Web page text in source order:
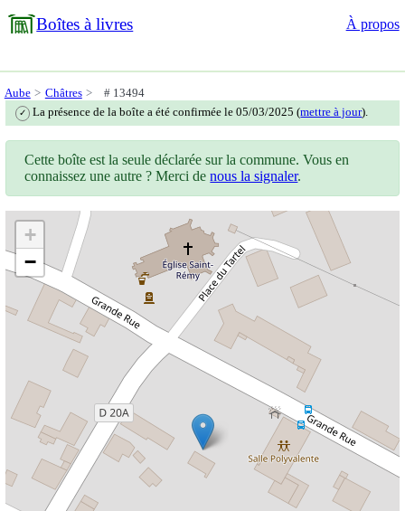
Boîtes à livres À propos
Aube Châtres # 13494
✓ La présence de la boîte a été confirmée le 05/03/2025 (mettre à jour).
Cette boîte est la seule déclarée sur la commune. Vous en
connaissez une autre ? Merci denous la signaler.
+
−